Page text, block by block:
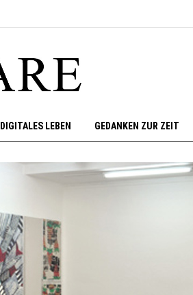
DIGITALES LEBEN GEDANKEN ZUR ZEIT